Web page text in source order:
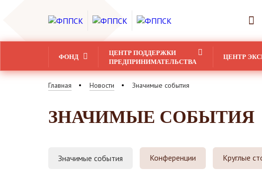
ФОНД
ЦЕНТР ПОДДЕРЖКИ
ПРЕДПРИНИМАТЕЛЬСТВА
ЦЕНТР
Главная Новости Значимые события
ЗНАЧИМЫЕ СОБЫТИЯ
Значимые события Конференции Круглые